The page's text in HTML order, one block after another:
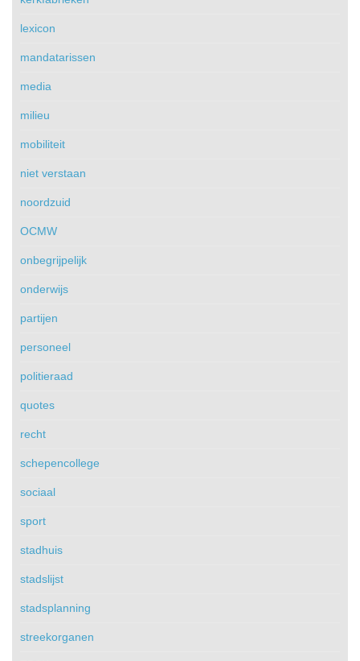
lexicon
mandatarissen
media
milieu
mobiliteit
niet verstaan
noordzuid
OCMW
onbegrijpelijk
onderwijs
partijen
personeel
politieraad
quotes
recht
schepencollege
sociaal
sport
stadhuis
stadslijst
stadsplanning
streekorganen